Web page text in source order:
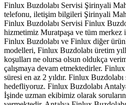
Finlux Buzdolabı Servisi Şirinyali
telefonu, iletişim bilgileri Şirinyali
Finlux Buzdolabı Servisi Finlux
hizmetimiz Muratpaşa ve tüm merkez
Finlux Buzdolabı ve Finlux diğer
modelleri, Finlux Buzdolabı üretim
koşulları ne olursa olsun oldukça
çalışmaya devam etmektedirler.
süresi en az 2 yıldır. Finlux
hedefliyoruz. Finlux Buzdolabı
İşinde uzman ekibimiz olarak